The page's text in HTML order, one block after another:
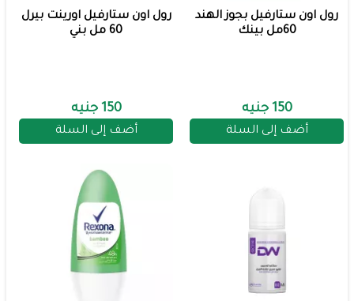
رول اون ستارفيل بجوز الهند
60مل بينك
150 جنيه
أضف إلى السلة
رول اون ستارفيل اورينت بيرل
60 مل بني
150 جنيه
أضف إلى السلة